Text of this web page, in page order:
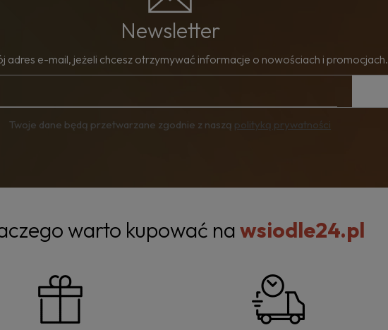
Newsletter
adres e-mail, jeżeli chcesz otrzymywać informacje o nowościach i promocjach.
Twoje dane będą przetwarzane zgodnie z naszą polityką prywatności
warto kupować na wsiodle24.pl